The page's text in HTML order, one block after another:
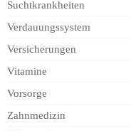
Suchtkrankheiten
Verdauungssystem
Versicherungen
Vitamine
Vorsorge
Zahnmedizin